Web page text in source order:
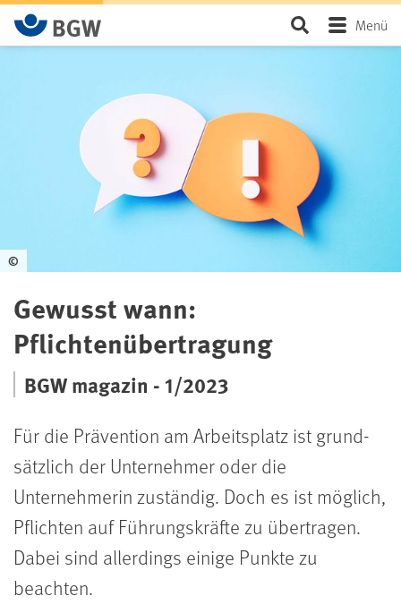
Zum Hauptinhalt springen SeiteMenü
©
Gewusst wann:
Pflichtenübertragung
BGW magazin - 1/2023
Für die Prävention am Arbeitsplatz ist grund­
sätzlich der Unternehmer oder die
Unternehmerin zuständig. Doch es ist möglich,
Pflichten auf Füh­rungs­kräfte zu übertragen.
Dabei sind aller­dings einige Punkte zu
beachten.